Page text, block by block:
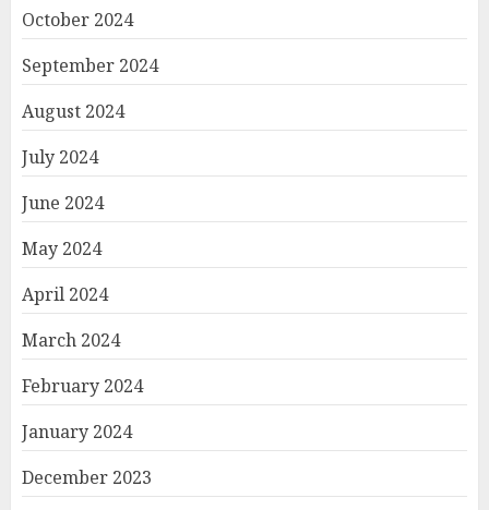
October 2024
September 2024
August 2024
July 2024
June 2024
May 2024
April 2024
March 2024
February 2024
January 2024
December 2023